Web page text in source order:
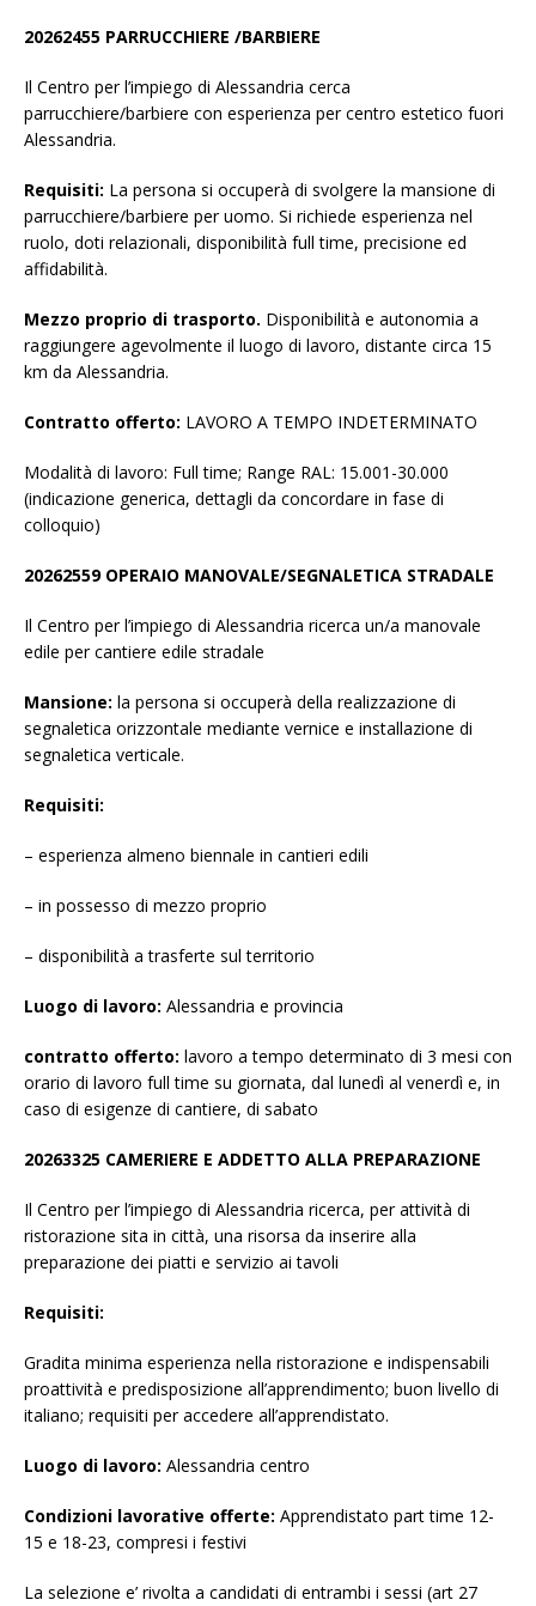
20262455 PARRUCCHIERE /BARBIERE
Il Centro per l’impiego di Alessandria cerca
parrucchiere/barbiere con esperienza per centro estetico fuori
Alessandria.
Requisiti: La persona si occuperà di svolgere la mansione di
parrucchiere/barbiere per uomo. Si richiede esperienza nel
ruolo, doti relazionali, disponibilità full time, precisione ed
affidabilità.
Mezzo proprio di trasporto. Disponibilità e autonomia a
raggiungere agevolmente il luogo di lavoro, distante circa 15
km da Alessandria.
Contratto offerto: LAVORO A TEMPO INDETERMINATO
Modalità di lavoro: Full time; Range RAL: 15.001-30.000
(indicazione generica, dettagli da concordare in fase di
colloquio)
20262559 OPERAIO MANOVALE/SEGNALETICA STRADALE
Il Centro per l’impiego di Alessandria ricerca un/a manovale
edile per cantiere edile stradale
Mansione: la persona si occuperà della realizzazione di
segnaletica orizzontale mediante vernice e installazione di
segnaletica verticale.
Requisiti:
– esperienza almeno biennale in cantieri edili
– in possesso di mezzo proprio
– disponibilità a trasferte sul territorio
Luogo di lavoro: Alessandria e provincia
contratto offerto: lavoro a tempo determinato di 3 mesi con
orario di lavoro full time su giornata, dal lunedì al venerdì e, in
caso di esigenze di cantiere, di sabato
20263325 CAMERIERE E ADDETTO ALLA PREPARAZIONE
Il Centro per l’impiego di Alessandria ricerca, per attività di
ristorazione sita in città, una risorsa da inserire alla
preparazione dei piatti e servizio ai tavoli
Requisiti:
Gradita minima esperienza nella ristorazione e indispensabili
proattività e predisposizione all’apprendimento; buon livello di
italiano; requisiti per accedere all’apprendistato.
Luogo di lavoro: Alessandria centro
Condizioni lavorative offerte: Apprendistato part time 12-
15 e 18-23, compresi i festivi
La selezione e’ rivolta a candidati di entrambi i sessi (art 27